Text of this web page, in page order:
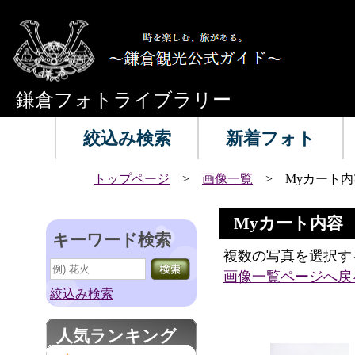
鎌倉フォトライブラリー
絞込み検索 新着フォト
トップページ > 画像一覧 > Myカート内
キーワード検索
絞込み検索
人気ランキング
Myカート内容
複数の写真を選択
画像一覧ページへ戻